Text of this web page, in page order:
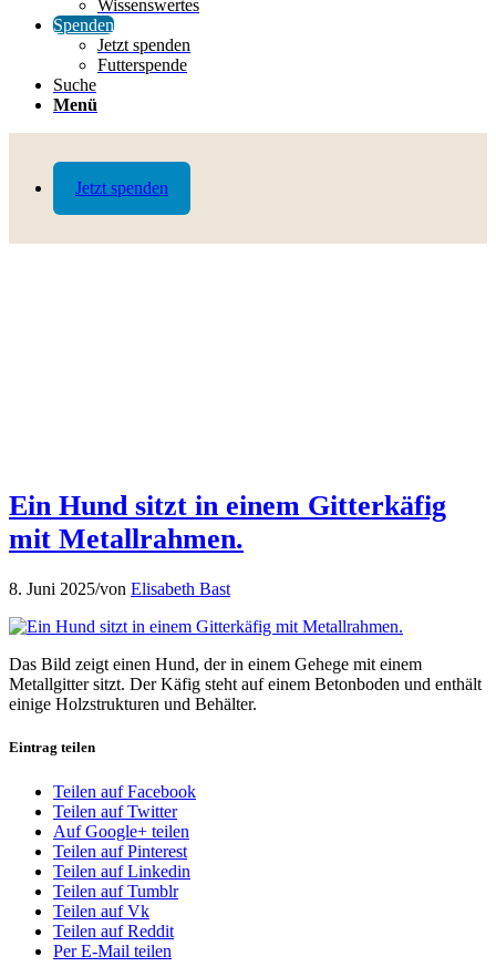
Jetzt spenden
Wissenswertes
Spenden
Jetzt spenden
Futterspende
Suche
Menü
Ein Hund sitzt in einem Gitterkäfig
mit Metallrahmen.
8. Juni 2025/von Elisabeth Bast
Das Bild zeigt einen Hund, der in einem Gehege mit einem
Metallgitter sitzt. Der Käfig steht auf einem Betonboden und enthält
einige Holzstrukturen und Behälter.
Eintrag teilen
Teilen auf Facebook
Teilen auf Twitter
Auf Google+ teilen
Teilen auf Pinterest
Teilen auf Linkedin
Teilen auf Tumblr
Teilen auf Vk
Teilen auf Reddit
Per E-Mail teilen